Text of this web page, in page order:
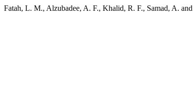
Fatah, L. M., Alzubadee, A. F., Khalid, R. F., Samad, A.